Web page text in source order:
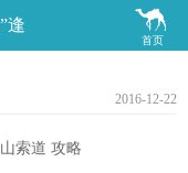

首页
逢
2016-12-22
索道 攻略